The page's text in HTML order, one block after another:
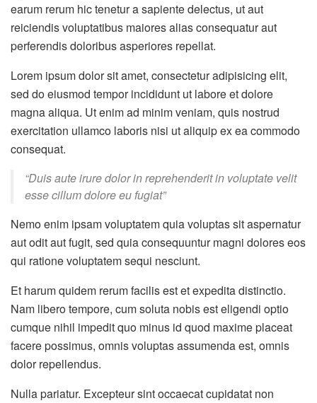
earum rerum hic tenetur a sapiente delectus, ut aut
reiciendis voluptatibus maiores alias consequatur aut
perferendis doloribus asperiores repellat.
Lorem ipsum dolor sit amet, consectetur adipisicing elit,
sed do eiusmod tempor incididunt ut labore et dolore
magna aliqua. Ut enim ad minim veniam, quis nostrud
exercitation ullamco laboris nisi ut aliquip ex ea commodo
consequat.
“Duis aute irure dolor in reprehenderit in voluptate velit
esse cillum dolore eu fugiat”
Nemo enim ipsam voluptatem quia voluptas sit aspernatur
aut odit aut fugit, sed quia consequuntur magni dolores eos
qui ratione voluptatem sequi nesciunt.
Et harum quidem rerum facilis est et expedita distinctio.
Nam libero tempore, cum soluta nobis est eligendi optio
cumque nihil impedit quo minus id quod maxime placeat
facere possimus, omnis voluptas assumenda est, omnis
dolor repellendus.
Nulla pariatur. Excepteur sint occaecat cupidatat non